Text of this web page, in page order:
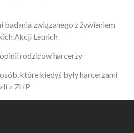
badania związanego z żywieniem
Akcji Letnich
rodziców harcerzy
które kiedyś były harcerzami
z ZHP